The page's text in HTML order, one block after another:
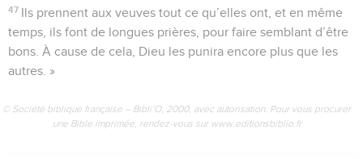
47 Ils prennent aux veuves tout ce qu’elles ont, et en même
temps, ils font de longues prières, pour faire semblant d’être
bons. À cause de cela, Dieu les punira encore plus que les
autres. »
© Société biblique française – Bibli’O, 2000, avec autorisation. Pour vous procurer
une Bible imprimée, rendez-vous sur www.editionsbiblio.fr